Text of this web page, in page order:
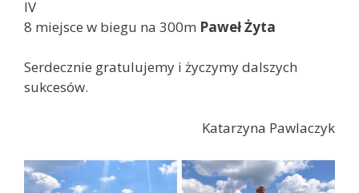
IV
8 miejsce w biegu na 300m Paweł Żyta
Serdecznie gratulujemy i życzymy dalszych
sukcesów.
Katarzyna Pawlaczyk